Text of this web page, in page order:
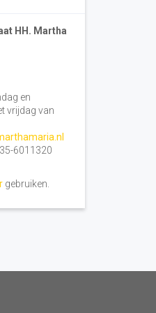
HH. Martha
en
vrijdag van
6011320
gebruiken.